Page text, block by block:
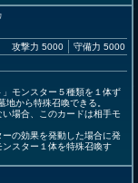
攻撃力 5000 守備力 5000
モンスター５種類を１体ず
から特殊召喚できる。
場合、このカードは相手モ
の効果を発動した場合に発
スター１体を特殊召喚す